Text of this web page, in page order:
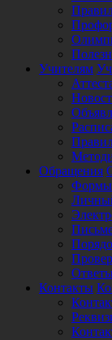
Учителям
Обращения
Формы
Контакты